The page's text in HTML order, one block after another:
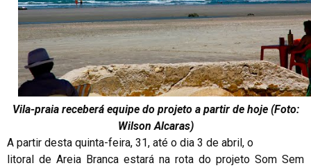
Vila-praia receberá equipe do projeto a partir de hoje (Foto:
Wilson Alcaras)
A partir desta quinta-feira, 31, até o dia 3 de abril, o
litoral de Areia Branca estará na rota do projeto Som Sem